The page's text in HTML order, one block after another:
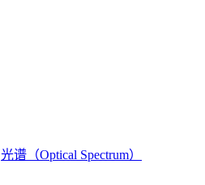
光谱（Optical Spectrum）